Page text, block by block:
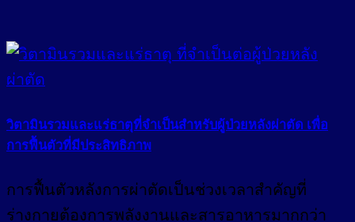
วิตามินรวมและแร่ธาตุที่จำเป็นสำหรับผู้ป่วยหลังผ่าตัด เพื่อ
การฟื้นตัวที่มีประสิทธิภาพ
การฟื้นตัวหลังการผ่าตัดเป็นช่วงเวลาสำคัญที่
ร่างกายต้องการพลังงานและสารอาหารมากกว่า